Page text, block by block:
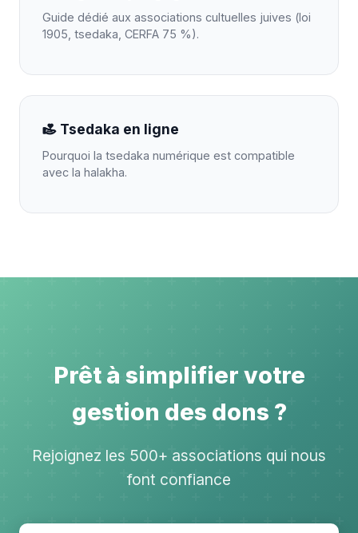
Guide dédié aux associations cultuelles juives (loi
1905, tsedaka, CERFA 75 %).
Tsedaka en ligne
Pourquoi la tsedaka numérique est compatible
avec la halakha.
Prêt à simplifier votre
gestion des dons ?
Rejoignez les 500+ associations qui nous
font confiance